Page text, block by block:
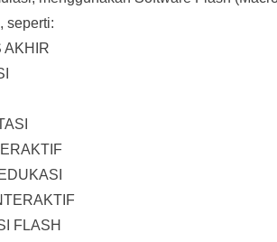
seperti:
AKHIR
FLASH